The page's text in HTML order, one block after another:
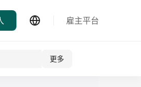
雇主平台
更多